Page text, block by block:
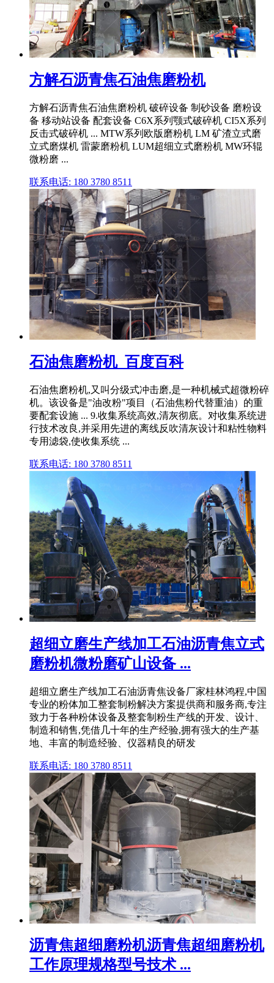
方解石沥青焦石油焦磨粉机
方解石沥青焦石油焦磨粉机 破碎设备 制砂设备 磨粉设
备 移动站设备 配套设备 C6X系列颚式破碎机 CI5X系列
反击式破碎机 ... MTW系列欧版磨粉机 LM 矿渣立式磨
立式磨煤机 雷蒙磨粉机 LUM超细立式磨粉机 MW环辊
微粉磨 ...
联系电话: 180 3780 8511
石油焦磨粉机_百度百科
石油焦磨粉机,又叫分级式冲击磨,是一种机械式超微粉碎
机。该设备是"油改粉"项目（石油焦粉代替重油）的重
要配套设施 ... 9.收集系统高效,清灰彻底。对收集系统进
行技术改良,并采用先进的离线反吹清灰设计和粘性物料
专用滤袋,使收集系统 ...
联系电话: 180 3780 8511
超细立磨生产线加工石油沥青焦立式
磨粉机微粉磨矿山设备 ...
超细立磨生产线加工石油沥青焦设备厂家桂林鸿程,中国
专业的粉体加工整套制粉解决方案提供商和服务商,专注
致力于各种粉体设备及整套制粉生产线的开发、设计、
制造和销售,凭借几十年的生产经验,拥有强大的生产基
地、丰富的制造经验、仪器精良的研发
联系电话: 180 3780 8511
沥青焦超细磨粉机沥青焦超细磨粉机
工作原理规格型号技术 ...